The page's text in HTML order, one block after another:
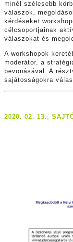
minél szélesebb
válaszok,
kérdéseket
célcsoportjainak
válaszokat és
A workshopok
moderátor, a
bevonásával. A
sajátosságokra
2020. 02. 13.,